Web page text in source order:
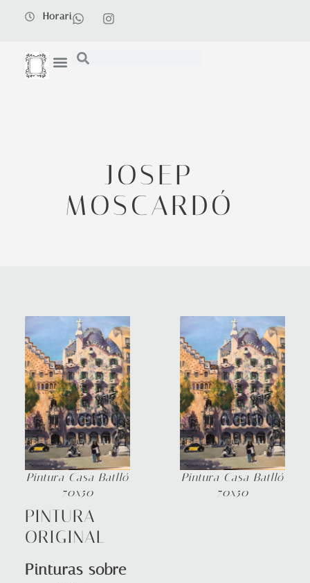
Horari
JOSEP
MOSCARDÓ
Pintura Casa Batlló
70x50
PINTURA
ORIGINAL
Pinturas sobre
Pintura Casa Batlló
70x50